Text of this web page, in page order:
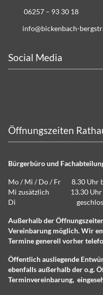
06257 – 93 30 18
info@bickenbach-
Social Media
Öffnungszeiten
Bürgerbüro und
Mo / Mi / Do / Fr 8.30 Uhr
Mi zusätzlich 13.30 Uhr
Di
Außerhalb der
Vereinbarung möglich. Wir
Termine generell vorher
Öffentlich ausliegende
ebenfalls außerhalb der o.g.
Terminvereinbarung,